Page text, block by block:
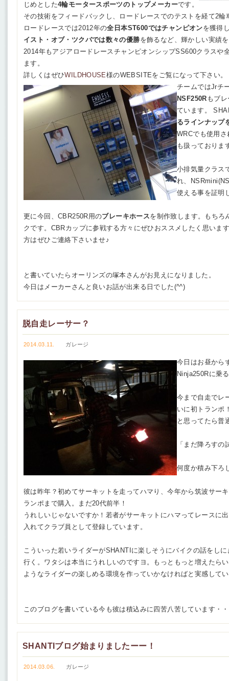
じめとした4輪モータースポーツのトップメーカーです。
その技術をフィードバックし、ロードレースでのテストを経て2
ロードレースでは2012年の全日本ST600ではチャンピオンを獲得
イスト・オブ・ツクバでは数々の優勝を飾るなど、輝かしい実績
2014年もアジアロードレースチャンピオンシップSS600クラスや
ます。
詳しくはぜひWILDHOUSE様のWEBSITEをご覧になって下さい。
チームではJrチ
NSF250R もブ
ています。
るラインナップ
WRCでも使用さ
も扱っておりま
小排気量クラス
れ、
使える事を証明
更に今回、CBR250R用のブレーキホースを制作致します。もちろ
クです。CBRカップに参戦する方々にぜひおススメしたく思いま
方はぜひご連絡下さいませ♪
と書いていたらオーリンズの塚本さんがお見えになりました。
今日はメーカーさんと良いお話が出来る日でした(^^)
脱自走レーサー？
2014.03.11. ガレージ
今日はお昼から
Ninja250Rに乗
今まで自走でレ
いに初トランポ
と思ってたら普
「まだ降ろす
何度か積み下ろ
彼は昨年？初めてサーキットを走ってハマり、今年から筑波サー
ランポまで購入。まだ20代前半！
うれしいじゃないですか！若者がサーキットにハマってレースに
入れてクラブ員として登録しています。
こういった若いライダーがSHANTIに楽しそうにバイクの話をし
行く。ワタシは本当にうれしいのですヨ。もっともっと増えたら
ようなライダーの楽しめる環境を作っていかなければと実感して
このブログを書いている今も彼は積込みに四苦八苦しています・
SHANTIブログ始まりましたーー！
2014.03.06. ガレージ